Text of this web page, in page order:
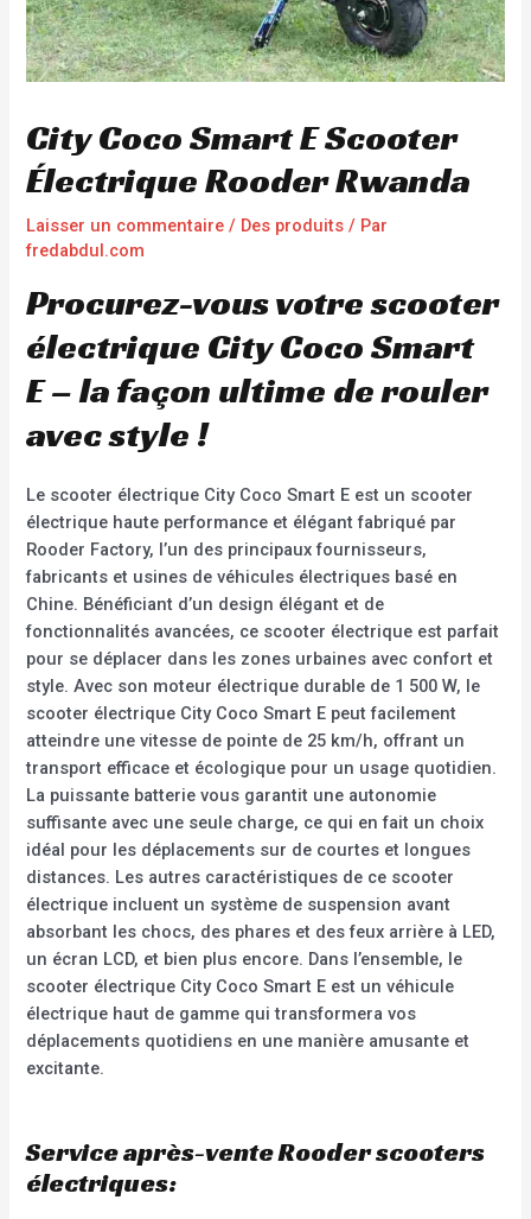
City Coco Smart E Scooter
Électrique Rooder Rwanda
Laisser un commentaire / Des produits / Par
fredabdul.com
Procurez-vous votre scooter
électrique City Coco Smart
E – la façon ultime de rouler
avec style !
Le scooter électrique City Coco Smart E est un scooter
électrique haute performance et élégant fabriqué par
Rooder Factory, l’un des principaux fournisseurs,
fabricants et usines de véhicules électriques basé en
Chine. Bénéficiant d’un design élégant et de
fonctionnalités avancées, ce scooter électrique est parfait
pour se déplacer dans les zones urbaines avec confort et
style. Avec son moteur électrique durable de 1 500 W, le
scooter électrique City Coco Smart E peut facilement
atteindre une vitesse de pointe de 25 km/h, offrant un
transport efficace et écologique pour un usage quotidien.
La puissante batterie vous garantit une autonomie
suffisante avec une seule charge, ce qui en fait un choix
idéal pour les déplacements sur de courtes et longues
distances. Les autres caractéristiques de ce scooter
électrique incluent un système de suspension avant
absorbant les chocs, des phares et des feux arrière à LED,
un écran LCD, et bien plus encore. Dans l’ensemble, le
scooter électrique City Coco Smart E est un véhicule
électrique haut de gamme qui transformera vos
déplacements quotidiens en une manière amusante et
excitante.
Service après-vente Rooder scooters
électriques: